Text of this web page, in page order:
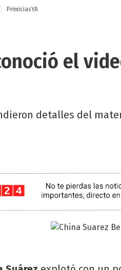
PrimiciasYA
el
detalles del